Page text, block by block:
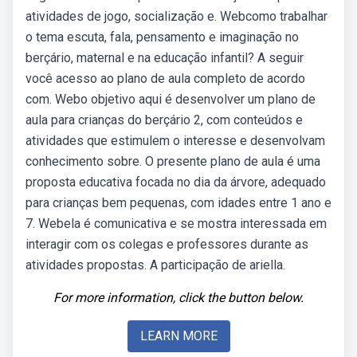
atividades de jogo, socialização e. Webcomo trabalhar
o tema escuta, fala, pensamento e imaginação no
berçário, maternal e na educação infantil? A seguir
você acesso ao plano de aula completo de acordo
com. Webo objetivo aqui é desenvolver um plano de
aula para crianças do berçário 2, com conteúdos e
atividades que estimulem o interesse e desenvolvam
conhecimento sobre. O presente plano de aula é uma
proposta educativa focada no dia da árvore, adequado
para crianças bem pequenas, com idades entre 1 ano e
7. Webela é comunicativa e se mostra interessada em
interagir com os colegas e professores durante as
atividades propostas. A participação de ariella.
For more information, click the button below.
LEARN MORE